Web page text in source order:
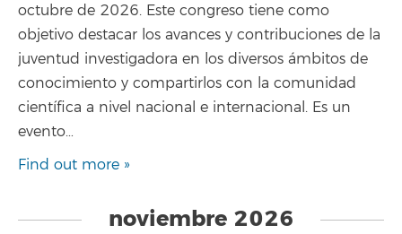
octubre de 2026. Este congreso tiene como
objetivo destacar los avances y contribuciones de la
juventud investigadora en los diversos ámbitos de
conocimiento y compartirlos con la comunidad
científica a nivel nacional e internacional. Es un
evento…
Find out more »
noviembre 2026